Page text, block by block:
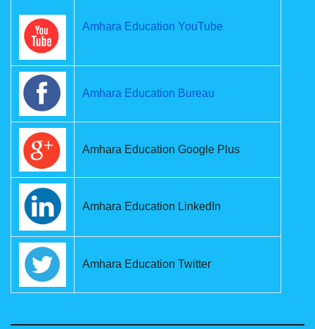
Amhara Education YouTube
Amhara Education Bureau
Amhara Education Google Plus
Amhara Education LinkedIn
Amhara Education Twitter